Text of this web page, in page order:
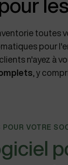
toutes
pour
n'ayez à
, y
VOTRE